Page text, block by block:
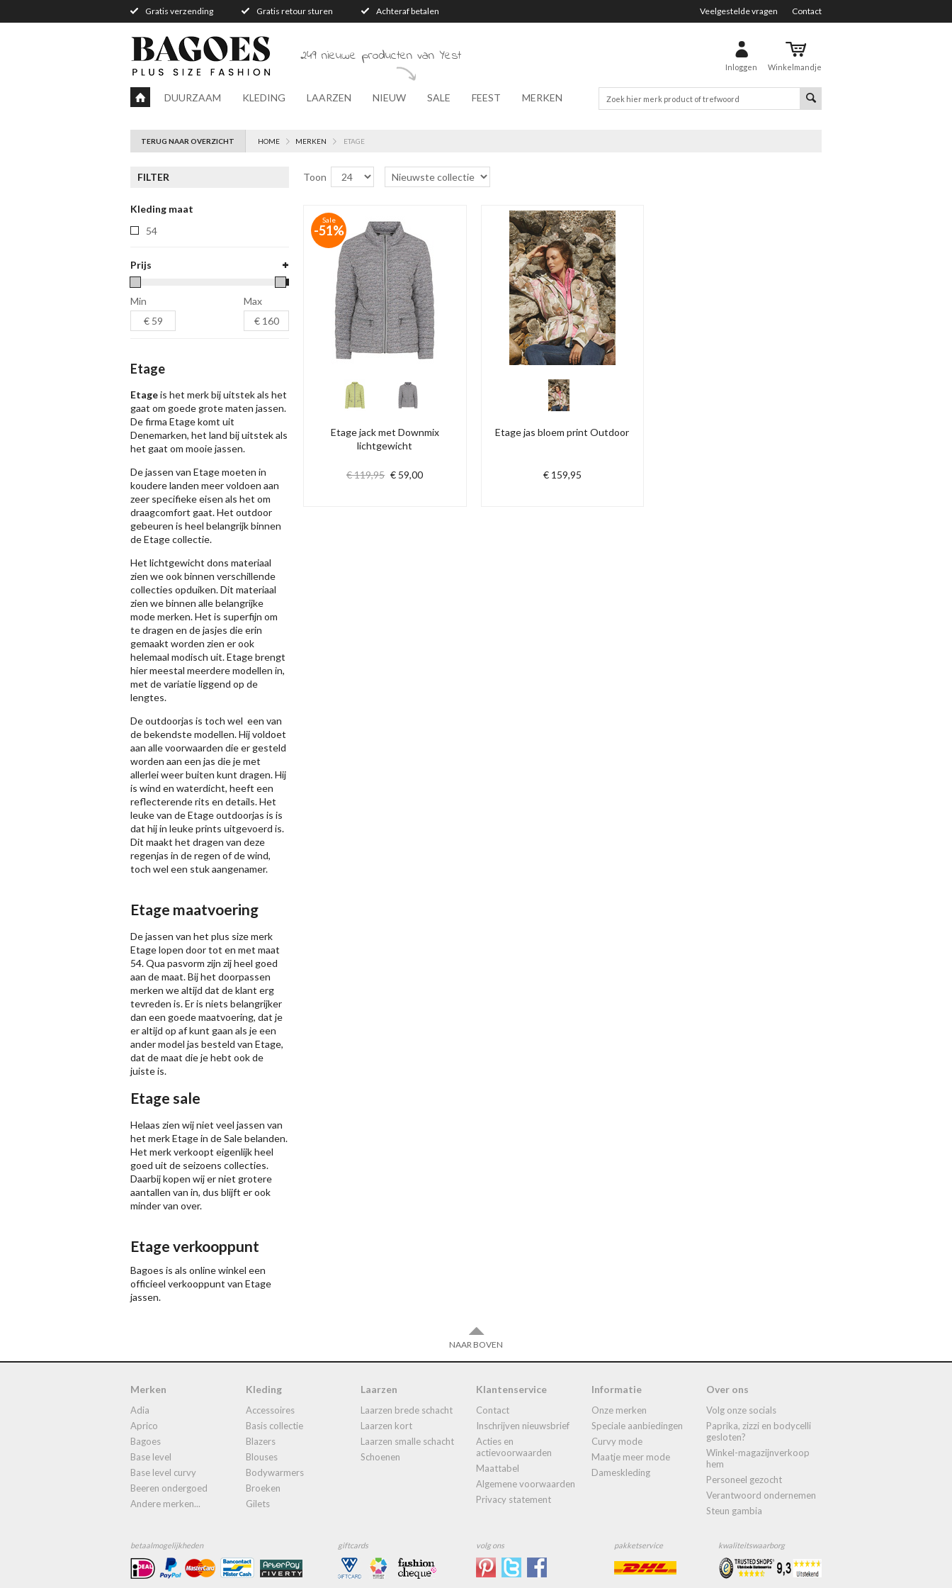
Gratis verzending Gratis retour sturen Achteraf betalen Veelgestelde vragen Contact
Inloggen Winkelmandje
249 nieuwe producten van Yest
DUURZAAM KLEDING LAARZEN NIEUW SALE FEEST MERKEN
TERUG NAAR OVERZICHT HOME MERKEN ETAGE
FILTER
Kleding maat
54
Prijs
Min Max
Toon
Etage jack met Downmix
lichtgewicht
€ 119,95 € 59,00
Sale
-51%
Etage jas bloem print Outdoor
€ 159,95
Etage
Etageis het merk bij uitstek als het
gaat om goedegrote maten jassen.
De firma Etage komt uit
Denemarken, het land bij uitstek als
het gaat om mooie jassen.
De jassen van Etage moeten in
koudere landen meer voldoen aan
zeer specifieke eisen als het om
draagcomfort gaat. Het outdoor
gebeuren is heel belangrijk binnen
de Etage collectie.
Het lichtgewicht dons materiaal
zien we ook binnen verschillende
collecties opduiken. Dit materiaal
zien we binnen alle belangrijke
mode merken. Het is superfijn om
te dragen en de jasjes die erin
gemaakt worden zien er ook
helemaal modisch uit. Etage brengt
hier meestal meerdere modellen in,
met de variatie liggend op de
lengtes.
De outdoorjas is toch wel een van
de bekendste modellen. Hij voldoet
aan alle voorwaarden die er gesteld
worden aan een jas die je met
allerlei weer buiten kunt dragen. Hij
is wind en waterdicht, heeft een
reflecterende rits en details. Het
leuke van de Etage outdoorjas is is
dat hij in leuke prints uitgevoerd is.
Dit maakt het dragen van deze
regenjas in de regen of de wind,
toch wel een stuk aangenamer.
Etage maatvoering
De jassen van het plus size merk
Etage lopen door tot en met maat
54. Qua pasvorm zijn zij heel goed
aan de maat. Bij het doorpassen
merken we altijd dat de klant erg
tevreden is. Er is niets belangrijker
dan een goede maatvoering, dat je
er altijd op af kunt gaan als je een
ander model jas besteld van Etage,
dat de maat die je hebt ook de
juiste is.
Etage sale
Helaas zien wij niet veel jassen van
het merk Etage in de Sale belanden.
Het merk verkoopt eigenlijk heel
goed uit de seizoens collecties.
Daarbij kopen wij er niet grotere
aantallen van in, dus blijft er ook
minder van over.
Etage verkooppunt
Bagoes is als online winkel een
officieel verkooppunt van Etage
jassen.
NAAR BOVEN
Merken
adia
aprico
bagoes
base level
base level curvy
beeren ondergoed
andere merken...
Kleding
accessoires
basis collectie
blazers
blouses
bodywarmers
broeken
gilets
Laarzen
laarzen brede schacht
laarzen kort
laarzen smalle schacht
schoenen
Klantenservice
contact
inschrijven nieuwsbrief
acties en
actievoorwaarden
maattabel
algemene voorwaarden
privacy statement
Informatie
onze merken
speciale aanbiedingen
curvy mode
maatje meer mode
dameskleding
Over ons
volg onze socials
paprika, zizzi en bodycelli
gesloten?
winkel-magazijnverkoop
hem
personeel gezocht
verantwoord ondernemen
steun gambia
betaalmogelijkheden giftcards volg ons pakketservice kwaliteitswaarborg